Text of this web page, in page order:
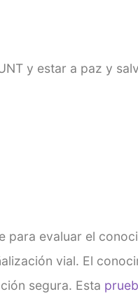
y estar a paz y
para evaluar el
vial. El
segura. Esta